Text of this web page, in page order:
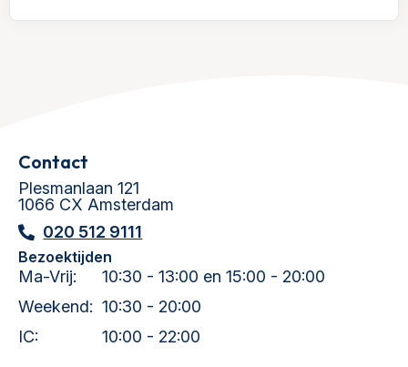
Contact
Plesmanlaan 121
1066 CX Amsterdam
020 512 9111
Bezoektijden
Ma-Vrij:
10:30 - 13:00 en 15:00 - 20:00
Weekend: 10:30 - 20:00
IC:
10:00 - 22:00